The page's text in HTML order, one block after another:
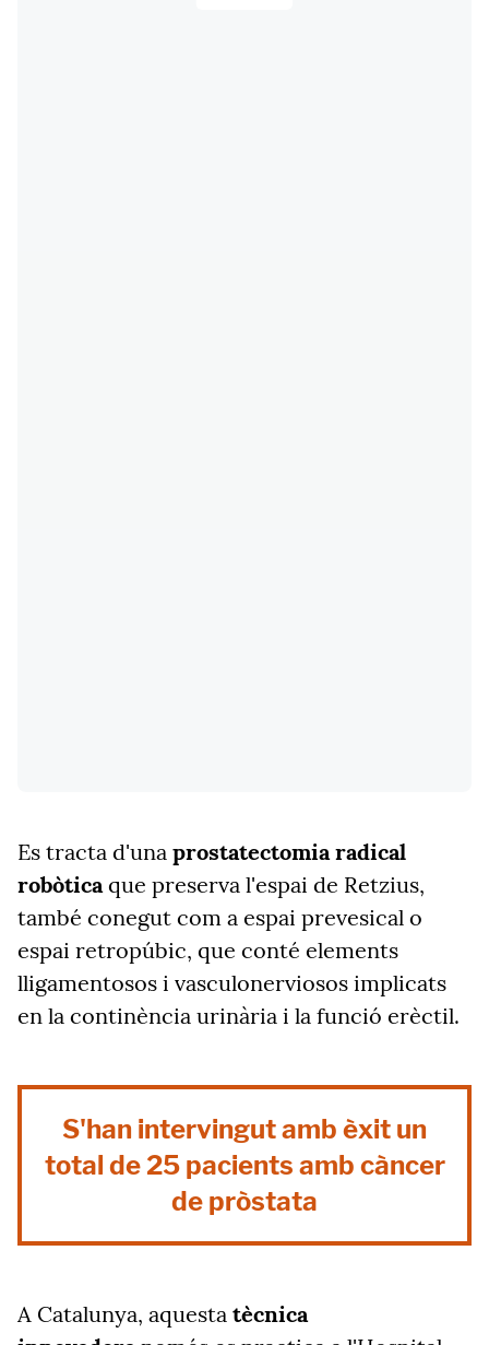
Es tracta d'una prostatectomia radical
robòticaque preserva l'espai de Retzius,
també conegut com a espai prevesical o
espai retropúbic, que conté elements
lligamentosos i vasculonerviosos implicats
en la continència urinària i la funció erèctil.
S'han intervingut amb èxit un
total de 25 pacients amb càncer
de pròstata
A Catalunya, aquesta tècnica